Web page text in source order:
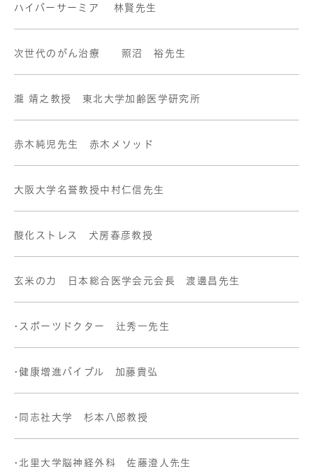
ハイパーサーミア 林賢先生
次世代のがん治療 照沼 裕先生
瀧 靖之教授 東北大学加齢医学研究所
赤木純児先生 赤木メソッド
大阪大学名誉教授中村仁信先生
酸化ストレス 犬房春彦教授
玄米の力 日本総合医学会元会長 渡邊昌先生
•スポーツドクター 辻秀一先生
•健康増進バイブル 加藤貴弘
•同志社大学 杉本八郎教授
•北里大学脳神経外科 佐藤澄人先生